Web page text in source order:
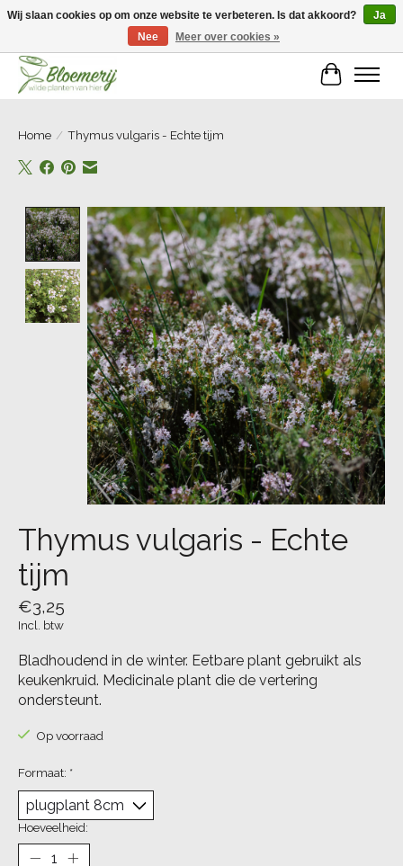
Home / Thymus vulgaris - Echte tijm
Product image slideshow Items
Thymus vulgaris - Echte
tijm
€3,25
Incl. btw
Bladhoudend in de winter. Eetbare plant gebruikt als
keukenkruid. Medicinale plant die de vertering
ondersteunt.
Op voorraad
Formaat: *
Hoeveelheid:
Wij slaan cookies op om onze website te verbeteren. Is dat akkoord?
Ja
Nee
Meer over cookies »